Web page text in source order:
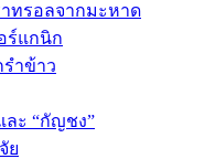
าทรอลจากมะหาด
ร์แกนิก
ำข้าว
ละ “กัญชง”
ย